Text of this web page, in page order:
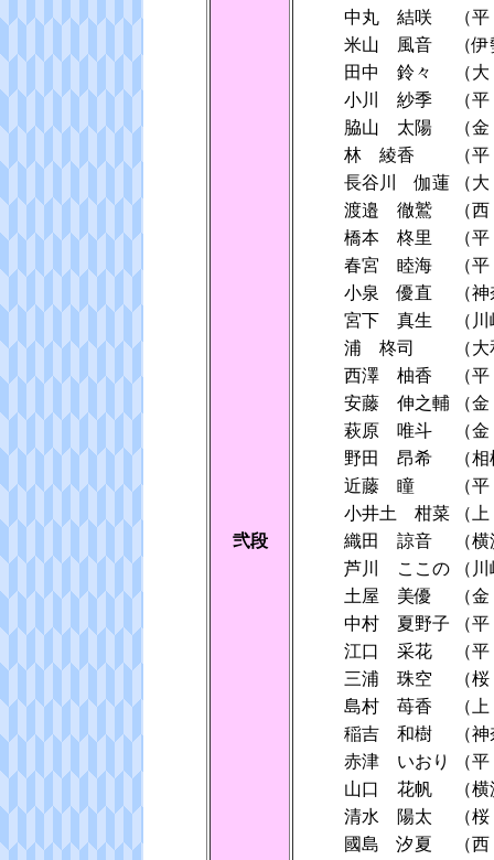
弐段
中丸 結咲
（
米山 風音
（
田中 鈴々
（
小川 紗季
（
脇山 太陽
（
林 綾香
（
長谷川 伽蓮
（
渡邉 徹鷲
（
橋本 柊里
（
春宮 睦海
（
小泉 優直
（
宮下 真生
（
浦 柊司
（
西澤 柚香
（
安藤 伸之輔
（
萩原 唯斗
（
野田 昂希
（
近藤 瞳
（
小井土 柑菜
（
織田 諒音
（
芦川 ここの
（
土屋 美優
（
中村 夏野子
（
江口 采花
（
三浦 珠空
（
島村 苺香
（
稲吉 和樹
（
赤津 いおり
（
山口 花帆
（
清水 陽太
（
國島 汐夏
（